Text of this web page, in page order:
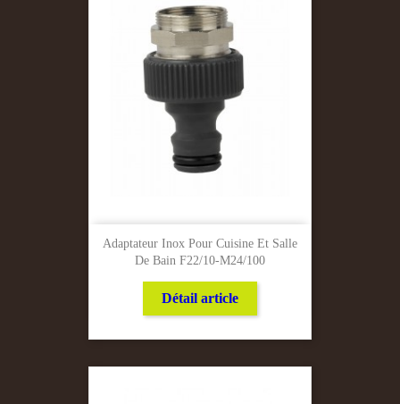
Adaptateur Inox Pour Cuisine Et Salle
De Bain F22/10-M24/100
Détail article